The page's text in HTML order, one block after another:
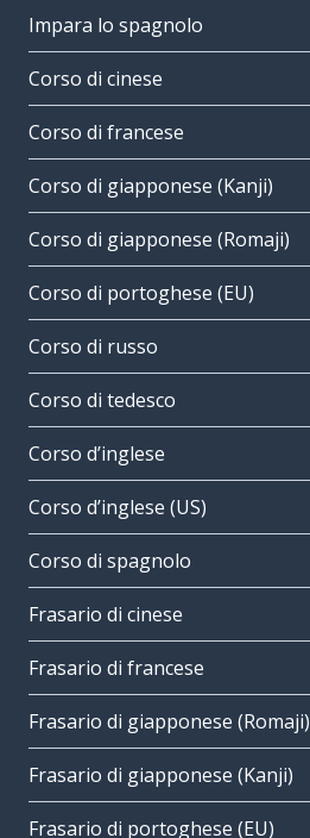
Impara lo spagnolo
Corso di cinese
Corso di francese
Corso di giapponese (Kanji)
Corso di giapponese (Romaji)
Corso di portoghese (EU)
Corso di russo
Corso di tedesco
Corso d’inglese
Corso d’inglese (US)
Corso di spagnolo
Frasario di cinese
Frasario di francese
Frasario di giapponese (Romaji)
Frasario di giapponese (Kanji)
Frasario di portoghese (EU)